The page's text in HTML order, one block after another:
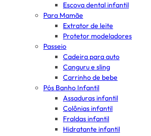
Escova dental infantil
Para Mamãe
Extrator de leite
Protetor modeladores
Passeio
Cadeira para auto
Canguru e sling
Carrinho de bebe
Pós Banho Infantil
Assaduras infantil
Colônias infantil
Fraldas infantil
Hidratante infantil